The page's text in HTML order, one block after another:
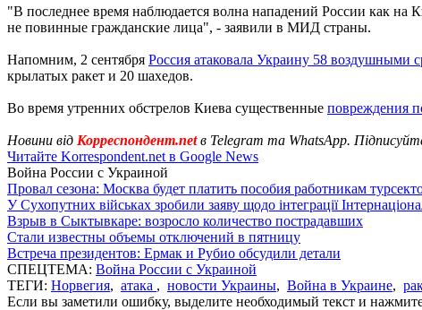
"В последнее время наблюдается волна нападений России как
не повинные гражданские лица", - заявили в МИД страны.
Напомним, 2 сентября Россия атаковала Украину 58 воздушными
крылатых ракет и 20 шахедов.
Во время утренних обстрелов Киева существенные повреждения
Новини від Корреспондент.netв Telegram та WhatsApp.
Читайте Korrespondent.net в Google News
Война России с Украиной
Провал сезона: Москва будет платить пособия работникам
У Сухопутних військах зробили заяву щодо інтеграції
Взрыв в Сыктывкаре: возросло количество пострадавших
Стали известны объемы отключений в пятницу
Встреча президентов: Ермак и Рубио обсудили детали
СПЕЦТЕМА: Война России с Украиной
ТЕГИ: Норвегия, атака , новости Украины, Война в Украине,
Если вы заметили ошибку, выделите необходимый текст и